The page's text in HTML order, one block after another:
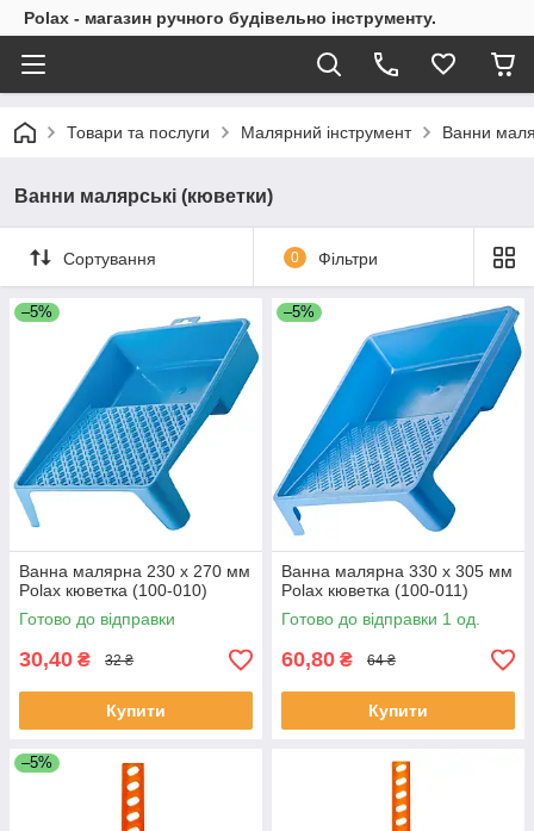
Polax - магазин ручного будівельно інструменту.
Товари та послуги Малярний інструмент Ванни
Ванни малярські (кюветки)
Сортування 0 Фільтри
–5%
Ванна малярна 230 х 270 мм
Polax кюветка (100-010)
Готово до відправки
30,40 ₴ 32 ₴
Купити
–5%
Ванна малярна 330 х 305 мм
Polax кюветка (100-011)
Готово до відправки 1 од.
60,80 ₴ 64 ₴
Купити
–5%